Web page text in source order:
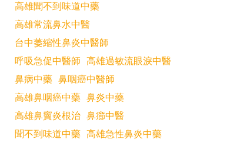
高雄聞不到味道中藥
高雄常流鼻水中醫
台中萎縮性鼻炎中醫師
呼吸急促中醫師 高雄過敏流眼淚中醫
鼻病中藥 鼻咽癌中醫師
高雄鼻咽癌中藥 鼻炎中藥
高雄鼻竇炎根治 鼻癤中醫
聞不到味道中藥 高雄急性鼻炎中藥